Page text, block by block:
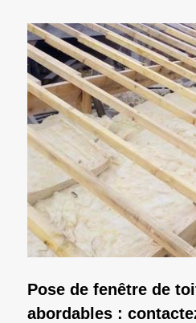
Pose de fenêtre de
abordables :